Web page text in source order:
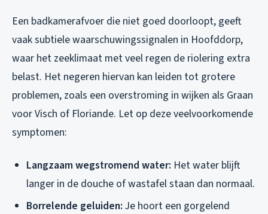
Een badkamerafvoer die niet goed doorloopt, geeft
vaak subtiele waarschuwingssignalen in Hoofddorp,
waar het zeeklimaat met veel regen de riolering extra
belast. Het negeren hiervan kan leiden tot grotere
problemen, zoals een overstroming in wijken als Graan
voor Visch of Floriande. Let op deze veelvoorkomende
symptomen:
Langzaam wegstromend water: Het water blijft
langer in de douche of wastafel staan dan normaal.
Borrelende geluiden: Je hoort een gorgelend